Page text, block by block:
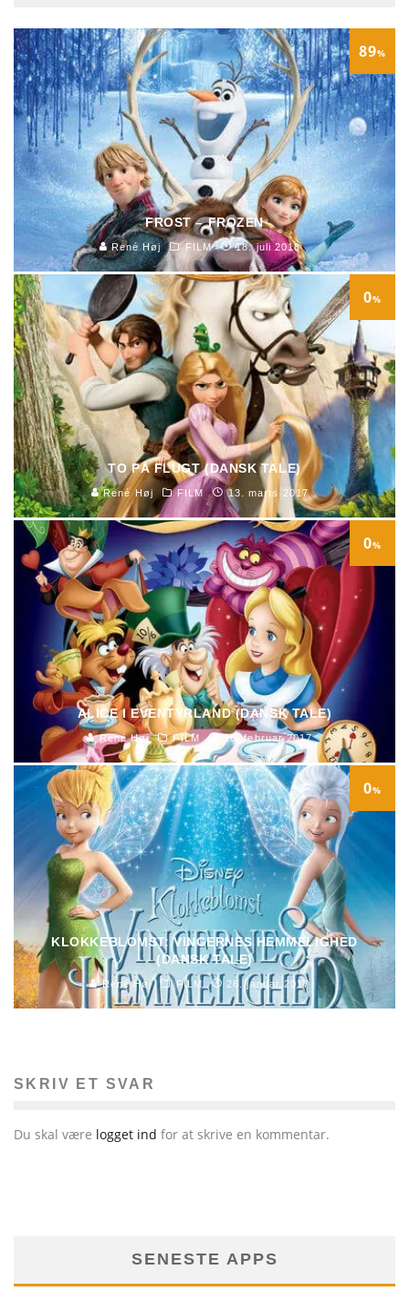
89%
FROST – FROZEN
René Høj FILM 18. juli 2018
0%
TO PÅ FLUGT (DANSK TALE)
René Høj FILM 13. marts 2017
0%
ALICE I EVENTYRLAND (DANSK TALE)
René Høj FILM 16. februar 2017
0%
KLOKKEBLOMST: VINGERNES HEMMELIGHED
(DANSK TALE)
René Høj FILM 26. januar 2017
SKRIV ET SVAR
Du skal være logget ind for at skrive en kommentar.
SENESTE APPS